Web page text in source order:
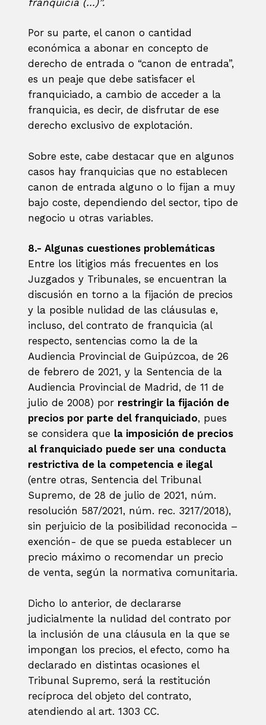
Por su parte, el canon o cantidad
económica a abonar en concepto de
derecho de entrada o “canon de entrada”,
es un peaje que debe satisfacer el
franquiciado, a cambio de acceder a la
franquicia, es decir, de disfrutar de ese
derecho exclusivo de explotación.
Sobre este, cabe destacar que en algunos
casos hay franquicias que no establecen
canon de entrada alguno o lo fijan a muy
bajo coste, dependiendo del sector, tipo de
negocio u otras variables.
8.- Algunas cuestiones problemáticas
Entre los litigios más frecuentes en los
Juzgados y Tribunales, se encuentran la
discusión en torno a la fijación de precios
y la posible nulidad de las cláusulas e,
incluso, del contrato de franquicia (al
respecto, sentencias como la de la
Audiencia Provincial de Guipúzcoa, de 26
de febrero de 2021, y la Sentencia de la
Audiencia Provincial de Madrid, de 11 de
julio de 2008) por restringir la fijación de
precios por parte del franquiciado, pues
se considera que la imposición de precios
al franquiciado puede ser una conducta
restrictiva de la competencia e ilegal
(entre otras, Sentencia del Tribunal
Supremo, de 28 de julio de 2021, núm.
resolución 587/2021, núm. rec. 3217/2018),
sin perjuicio de la posibilidad reconocida –
exención- de que se pueda establecer un
precio máximo o recomendar un precio
de venta, según la normativa comunitaria.
Dicho lo anterior, de declararse
judicialmente la nulidad del contrato por
la inclusión de una cláusula en la que se
impongan los precios, el efecto, como ha
declarado en distintas ocasiones el
Tribunal Supremo, será la restitución
recíproca del objeto del contrato,
atendiendo al art. 1303 CC.